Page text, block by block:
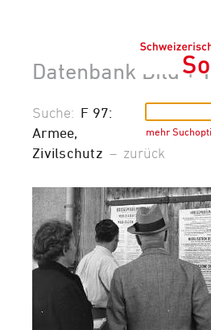
Datenbank Bild +
mehr
Suche: F 97:
Armee,
Zivilschutz – zurück